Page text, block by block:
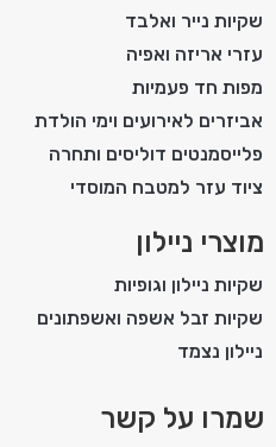
שקיות נייר ואלבד
עזרי אריזה ואפיה
מפות חד פעמיות
אביזרים לאירועים וימי הולדת
פלייסמנטים דוליסים ותחרה
ציוד עזר למטבח המוסדי
מוצרי ניילון
שקיות ניילון וגופיות
שקיות זבל אשפה ואשפתונים
ניילון נצמד
שמרו על קשר